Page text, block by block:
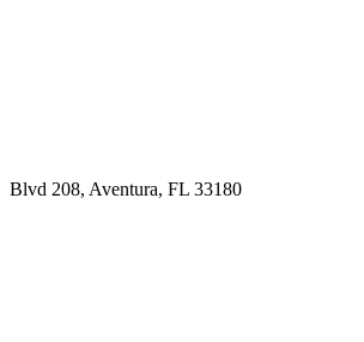
Blvd 208, Aventura, FL 33180